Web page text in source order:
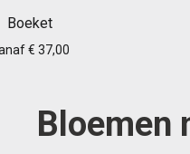
Boeket
€ 37,00
Bloemen